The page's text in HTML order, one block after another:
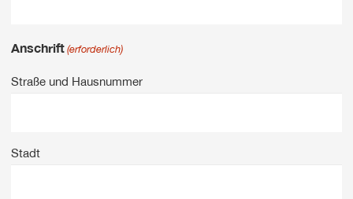
Anschrift (erforderlich)
Straße und Hausnummer
Stadt